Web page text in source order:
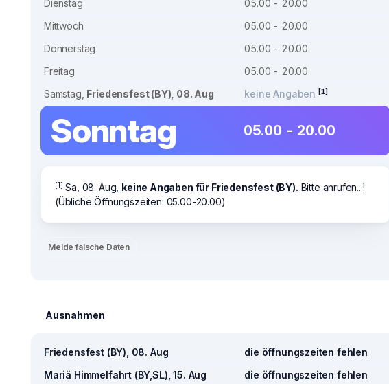
Dienstag
05.00 - 20.00
Mittwoch
05.00 - 20.00
Donnerstag
05.00 - 20.00
Freitag
05.00 - 20.00
Samstag, Friedensfest (BY), 08. Aug keine Angaben [1]
Sonntag 05.00 - 20.00
[1] Sa, 08. Aug, keine Angaben für Friedensfest (BY). Bitte anrufen...!
(Übliche Öffnungszeiten: 05.00-20.00)
Melde falsche Daten
Ausnahmen
Friedensfest (BY), 08. Aug
die öffnungszeiten fehlen
Mariä Himmelfahrt (BY,SL), 15. Aug
die öffnungszeiten fehlen